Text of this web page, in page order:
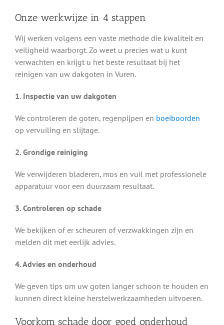
Onze werkwijze in 4 stappen
Wij werken volgens een vaste methode die kwaliteit en
veiligheid waarborgt. Zo weet u precies wat u kunt
verwachten en krijgt u het beste resultaat bij het
reinigen van uw dakgoten in Vuren.
1. Inspectie van uw dakgoten
We controleren de goten, regenpijpen en boeiboorden
op vervuiling en slijtage.
2. Grondige reiniging
We verwijderen bladeren, mos en vuil met professionele
apparatuur voor een duurzaam resultaat.
3. Controleren op schade
We bekijken of er scheuren of verzwakkingen zijn en
melden dit met eerlijk advies.
4. Advies en onderhoud
We geven tips om uw goten langer schoon te houden en
kunnen direct kleine herstelwerkzaamheden uitvoeren.
Voorkom schade door goed onderhoud